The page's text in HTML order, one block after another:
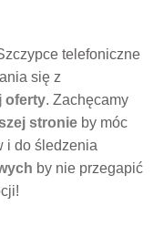
telefoniczne
się z
oferty. Zachęcamy
stronie by móc
i do śledzenia
by nie przegapić